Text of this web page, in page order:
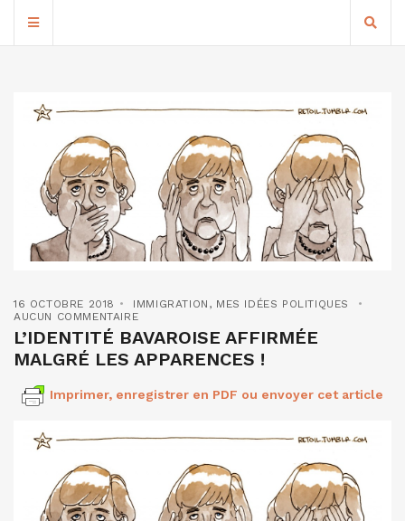
16 OCTOBRE 2018 IMMIGRATION , MES IDÉES POLITIQUES
AUCUN COMMENTAIRE
L’IDENTITÉ BAVAROISE AFFIRMÉE
MALGRÉ LES APPARENCES !
Imprimer, enregistrer en PDF ou envoyer cet article